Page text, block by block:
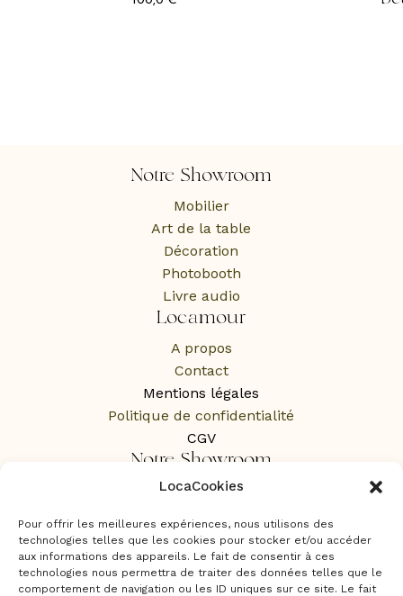
LocaCookies
Pour offrir les meilleures expériences, nous utilisons des
technologies telles que les cookies pour stocker et/ou accéder
aux informations des appareils. Le fait de consentir à ces
technologies nous permettra de traiter des données telles que le
comportement de navigation ou les ID uniques sur ce site. Le fait
Notre Showroom
Mobilier
Art de la table
Décoration
Photobooth
Livre audio
Locamour
A propos
Contact
Mentions légales
Politique de confidentialité
CGV
Notre Showroom
1 Rue des Rochers,
Sur RDV uniquement